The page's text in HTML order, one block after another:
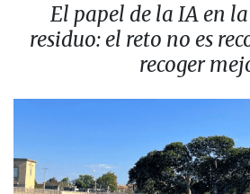
El papel de la IA en
residuo: el reto no es
recoger